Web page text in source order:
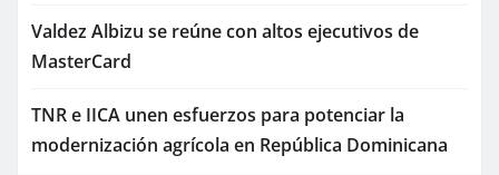
Valdez Albizu se reúne con altos ejecutivos de
MasterCard
TNR e IICA unen esfuerzos para potenciar la
modernización agrícola en República Dominicana